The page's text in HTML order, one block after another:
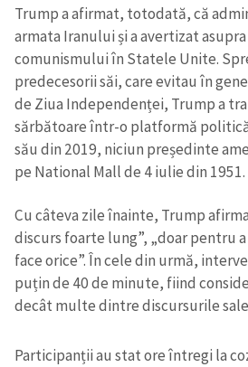
Trump a afirmat, totodată, că
armata Iranului și a avertizat
comunismului în Statele Unite.
predecesorii săi, care evitau în
de Ziua Independenței, Trump a
sărbătoare într-o platformă
său din 2019, niciun președinte
pe National Mall de 4 iulie din 1951.
Cu câteva zile înainte, Trump
discurs foarte lung”, „doar pentru
face orice”. În cele din urmă,
puțin de 40 de minute, fiind
decât multe dintre discursurile
Participanții au stat ore întregi la